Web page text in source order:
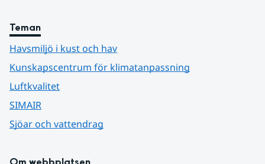
Teman
Havsmiljö i kust och hav
Kunskapscentrum för klimatanpassning
Luftkvalitet
SIMAIR
Sjöar och vattendrag